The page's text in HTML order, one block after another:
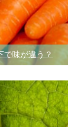
で味が違う？